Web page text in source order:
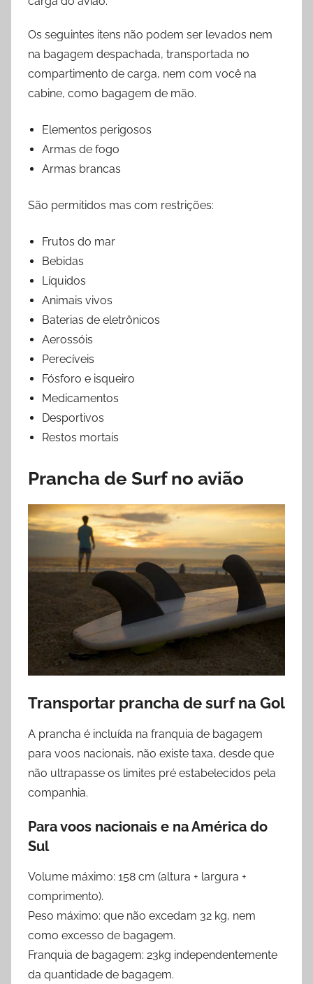
Os seguintes itens não podem ser levados nem
na bagagem despachada, transportada no
compartimento de carga, nem com você na
cabine, como bagagem de mão.
Elementos perigosos
Armas de fogo
Armas brancas
São permitidos mas com restrições:
Frutos do mar
Bebidas
Líquidos
Animais vivos
Baterias de eletrônicos
Aerossóis
Perecíveis
Fósforo e isqueiro
Medicamentos
Desportivos
Restos mortais
Prancha de Surf no avião
Transportar prancha de surf na Gol
A prancha é incluída na franquia de bagagem
para voos nacionais, não existe taxa, desde que
não ultrapasse os limites pré estabelecidos pela
companhia.
Para voos nacionais e na América do
Sul
Volume máximo: 158 cm (altura + largura +
comprimento).
Peso máximo: que não excedam 32 kg, nem
como excesso de bagagem.
Franquia de bagagem: 23kg independentemente
da quantidade de bagagem.